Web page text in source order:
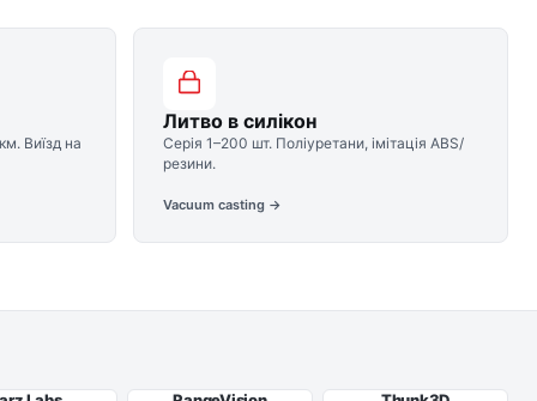
Виїзд на
Литво в силікон
Серія 1–200 шт. Поліуретани, імітація ABS/
резини.
Vacuum casting →